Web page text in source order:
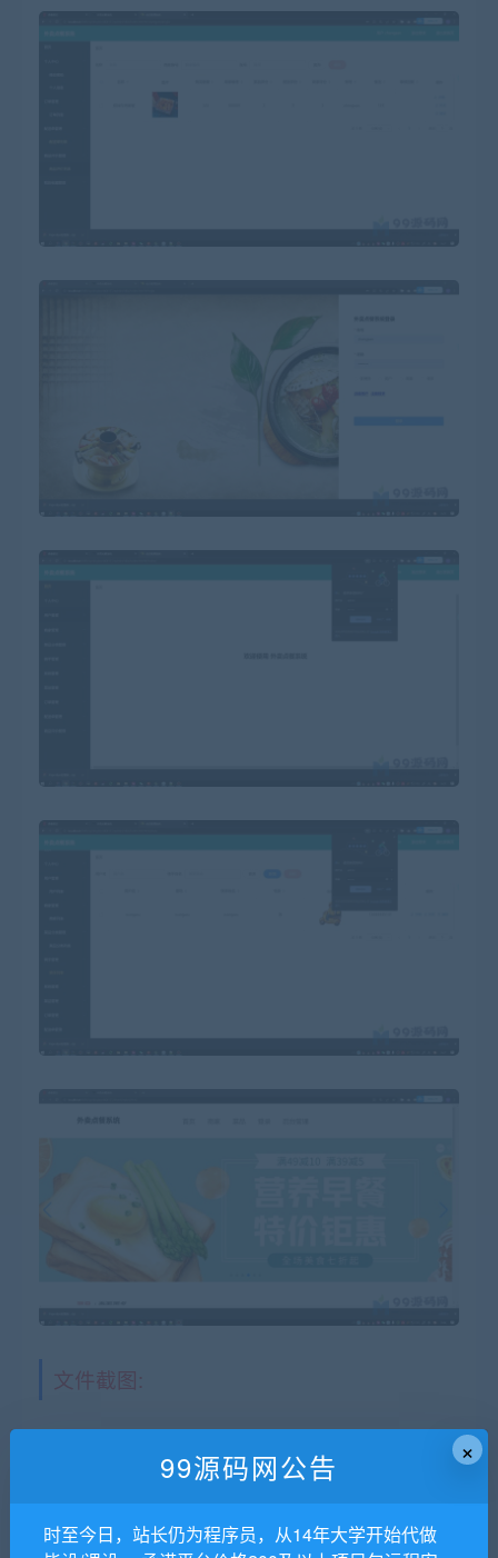
文件截图:
×
99源码网公告
时至今日，站长仍为程序员，从14年大学开始代做